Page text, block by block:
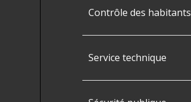
Contrôle des habitants
Service technique